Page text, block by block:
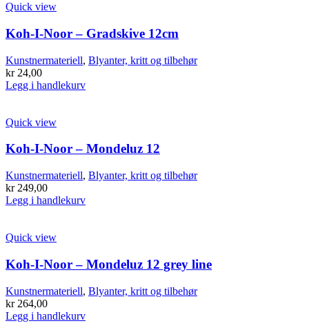
Quick view
Koh-I-Noor – Gradskive 12cm
Kunstnermateriell, Blyanter, kritt og tilbehør
kr24,00
Legg i handlekurv
Quick view
Koh-I-Noor – Mondeluz 12
Kunstnermateriell, Blyanter, kritt og tilbehør
kr249,00
Legg i handlekurv
Quick view
Koh-I-Noor – Mondeluz 12 grey line
Kunstnermateriell, Blyanter, kritt og tilbehør
kr264,00
Legg i handlekurv